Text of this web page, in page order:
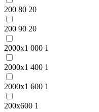
200 80 20
200 90 20
2000x1 000 1
2000x1 400 1
2000x1 600 1
200x600 1